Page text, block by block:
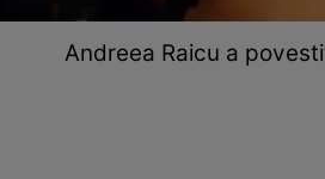
Andreea Raicu a